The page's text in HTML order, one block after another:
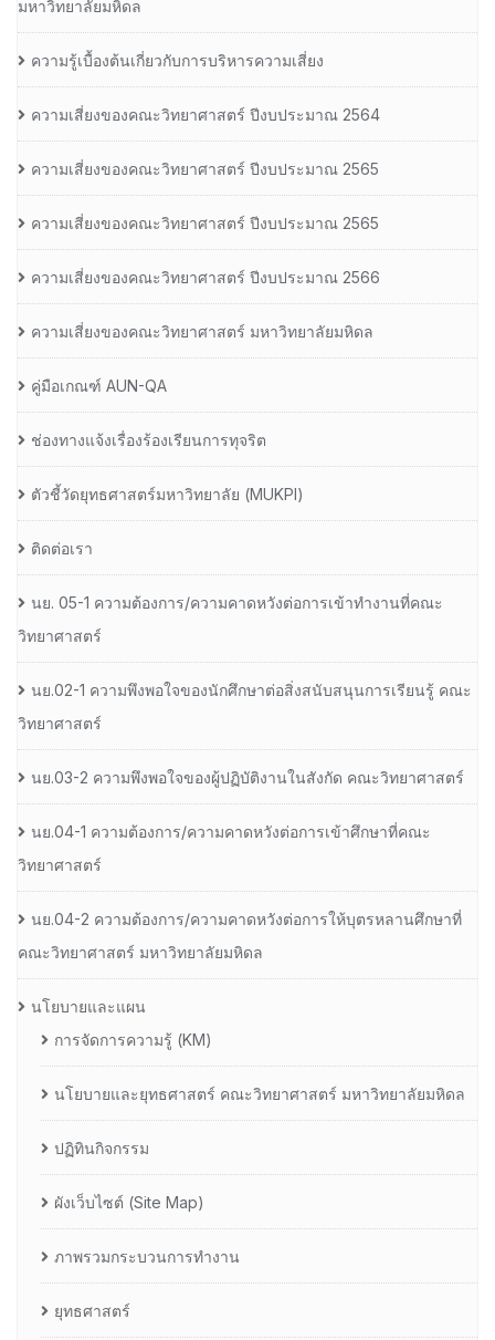
มหาวิทยาลัยมหิดล
ความรู้เบื้องต้นเกี่ยวกับการบริหารความเสี่ยง
ความเสี่ยงของคณะวิทยาศาสตร์ ปีงบประมาณ 2564
ความเสี่ยงของคณะวิทยาศาสตร์ ปีงบประมาณ 2565
ความเสี่ยงของคณะวิทยาศาสตร์ ปีงบประมาณ 2565
ความเสี่ยงของคณะวิทยาศาสตร์ ปีงบประมาณ 2566
ความเสี่ยงของคณะวิทยาศาสตร์ มหาวิทยาลัยมหิดล
คู่มือเกณฑ์ AUN-QA
ช่องทางแจ้งเรื่องร้องเรียนการทุจริต
ตัวชี้วัดยุทธศาสตร์มหาวิทยาลัย (MUKPI)
ติดต่อเรา
นย. 05-1 ความต้องการ/ความคาดหวังต่อการเข้าทำงานที่คณะ
วิทยาศาสตร์
นย.02-1 ความพึงพอใจของนักศึกษาต่อสิ่งสนับสนุนการเรียนรู้ คณะ
วิทยาศาสตร์
นย.03-2 ความพึงพอใจของผู้ปฏิบัติงานในสังกัด คณะวิทยาศาสตร์
นย.04-1 ความต้องการ/ความคาดหวังต่อการเข้าศึกษาที่คณะ
วิทยาศาสตร์
นย.04-2 ความต้องการ/ความคาดหวังต่อการให้บุตรหลานศึกษาที่
คณะวิทยาศาสตร์ มหาวิทยาลัยมหิดล
นโยบายและแผน
การจัดการความรู้ (KM)
นโยบายและยุทธศาสตร์ คณะวิทยาศาสตร์ มหาวิทยาลัยมหิดล
ปฏิทินกิจกรรม
ผังเว็บไซต์ (Site Map)
ภาพรวมกระบวนการทำงาน
ยุทธศาสตร์